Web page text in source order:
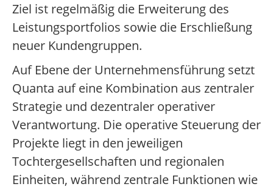
Ziel ist regelmäßig die Erweiterung des
Leistungsportfolios sowie die Erschließung
neuer Kundengruppen.
Auf Ebene der Unternehmensführung setzt
Quanta auf eine Kombination aus zentraler
Strategie und dezentraler operativer
Verantwortung. Die operative Steuerung der
Projekte liegt in den jeweiligen
Tochtergesellschaften und regionalen
Einheiten, während zentrale Funktionen wie